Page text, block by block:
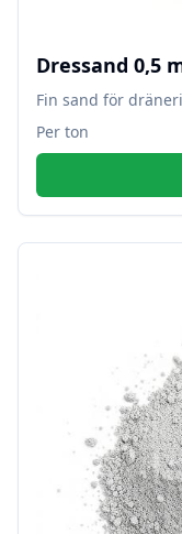
Dressand 0,5
Fin sand för
Per ton